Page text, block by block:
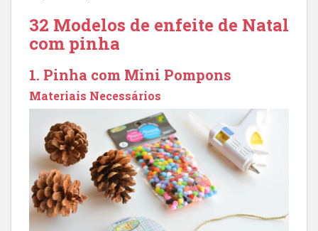
32 Modelos de enfeite de Natal
com pinha
1. Pinha com Mini Pompons
Materiais Necessários